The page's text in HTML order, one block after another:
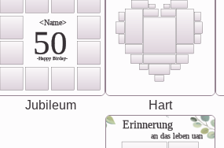
<Name>
50
-Happy Birday-
Jubileum Hart
Erinnerung
an das leben uan